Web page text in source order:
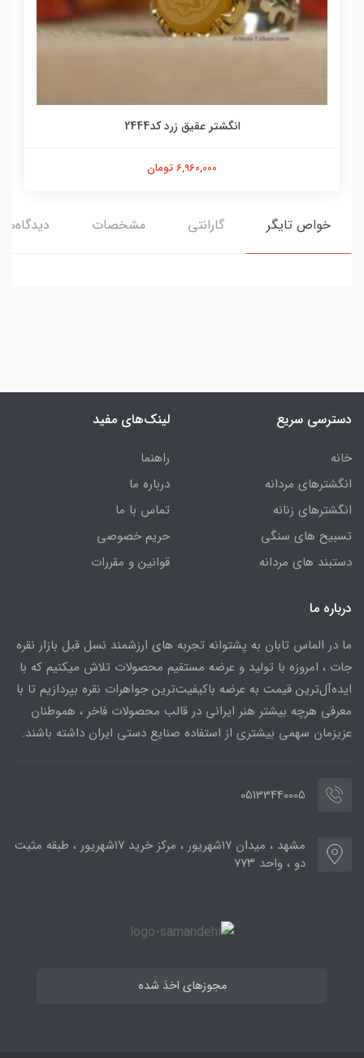
انگشتر عقیق زرد کد2444
6,960,000 تومان
خواص تایگر گارانتی مشخصات دیدگاه‌ها
دسترسی سریع
خانه
انگشترهای مردانه
انگشترهای زنانه
تسبیح های سنگی
دستبند های مردانه
لینک‌های مفید
راهنما
درباره ما
تماس با ما
حریم خصوصی
قوانین و مقررات
درباره ما
ما در الماس تابان به پشتوانه تجربه های ارزشمند نسل قبل بازار نقره
جات ، امروزه با تولید و عرضه مستقیم محصولات تلاش میکنیم که با
ایده‌آل‌ترین قیمت به عرضه باکیفیت‌ترین جواهرات نقره بپردازیم تا با
معرفی هرچه بیشتر هنر ایرانی در قالب محصولات فاخر ، هموطنان
عزیزمان سهمی بیشتری از استفاده صنایع دستی ایران داشته باشند.
05133440005
مشهد ، میدان ۱۷شهریور ، مرکز خرید ۱۷شهریور ، طبقه مثبت
دو ، واحد ۷۷۳
مجوزهای اخذ شده